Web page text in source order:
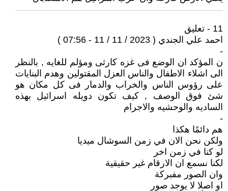
11 - تعليق
احمد علي الجندي ( 2023 / 11 / 11 - 07:56 )
-
ن المؤكد ان الوضع فى غزه كارثى ومؤلم للغايه , بالنظر
الى اشلاء الاطفال والناس العزل المقتولين وهدم البنايات
على رؤوس الناس والخراب والدمار فى كل مكان هو
شئ فوق الوصف , كيف تكون دويله اسرائيل بهذه
الساديه والوحشيه والاجرام
-
هم دائمًا هكذا
ولكن نحن الان في زمن السوشال ميديا
لو كنا في زمن اخر
لكنا نسمع ان الارقام غير حقيقية
وان الصور مفبركة
او اصلا لا يوجد صور